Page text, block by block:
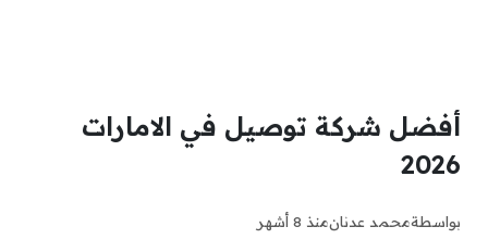
أفضل شركة توصيل في الامارات
2026
بواسطةمحمد عدنانمنذ 8 أشهر